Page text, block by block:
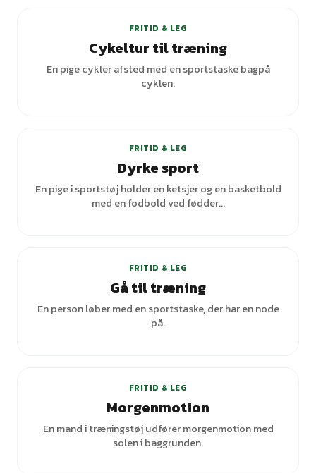
FRITID & LEG
Cykeltur til træning
En pige cykler afsted med en sportstaske bagpå
cyklen.
FRITID & LEG
Dyrke sport
En pige i sportstøj holder en ketsjer og en basketbold
med en fodbold ved fødder...
FRITID & LEG
Gå til træning
En person løber med en sportstaske, der har en node
på.
FRITID & LEG
Morgenmotion
En mand i træningstøj udfører morgenmotion med
solen i baggrunden.